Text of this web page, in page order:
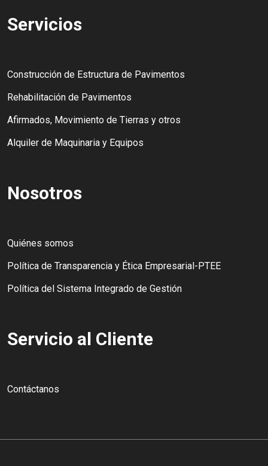
Servicios
Construcción de Estructura de Pavimentos
Rehabilitación de Pavimentos
Afirmados, Movimiento de Tierras y otros
Alquiler de Maquinaria y Equipos
Nosotros
Quiénes somos
Política de Transparencia y Ética Empresarial-PTEE
Política del Sistema Integrado de Gestión
Servicio al Cliente
Contáctanos